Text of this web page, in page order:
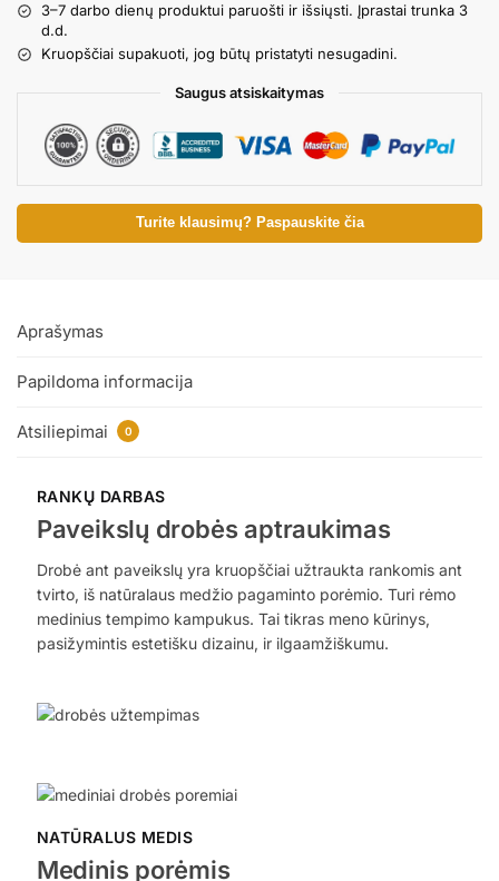
3–7 darbo dienų produktui paruošti ir išsiųsti. Įprastai trunka 3
d.d.
Kruopščiai supakuoti, jog būtų pristatyti nesugadini.
Saugus atsiskaitymas
Turite klausimų? Paspauskite čia
Aprašymas
Papildoma informacija
Atsiliepimai 0
RANKŲ DARBAS
Paveikslų drobės aptraukimas
Drobė ant paveikslų yra kruopščiai užtraukta rankomis ant
tvirto, iš natūralaus medžio pagaminto porėmio. Turi rėmo
medinius tempimo kampukus. Tai tikras meno kūrinys,
pasižymintis estetišku dizainu, ir ilgaamžiškumu.
NATŪRALUS MEDIS
Medinis porėmis